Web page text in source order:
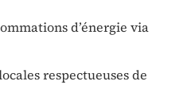
d’énergie via
respectueuses de